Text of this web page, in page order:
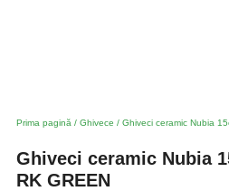
Prima pagină / Ghivece / Ghiveci ceramic Nubia
Ghiveci ceramic Nubia
RK GREEN